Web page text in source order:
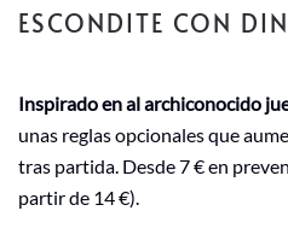
ESCONDITE CON
Inspirado en al archiconocido
unas reglas opcionales que
tras partida. Desde 7 € en
partir de 14 €).